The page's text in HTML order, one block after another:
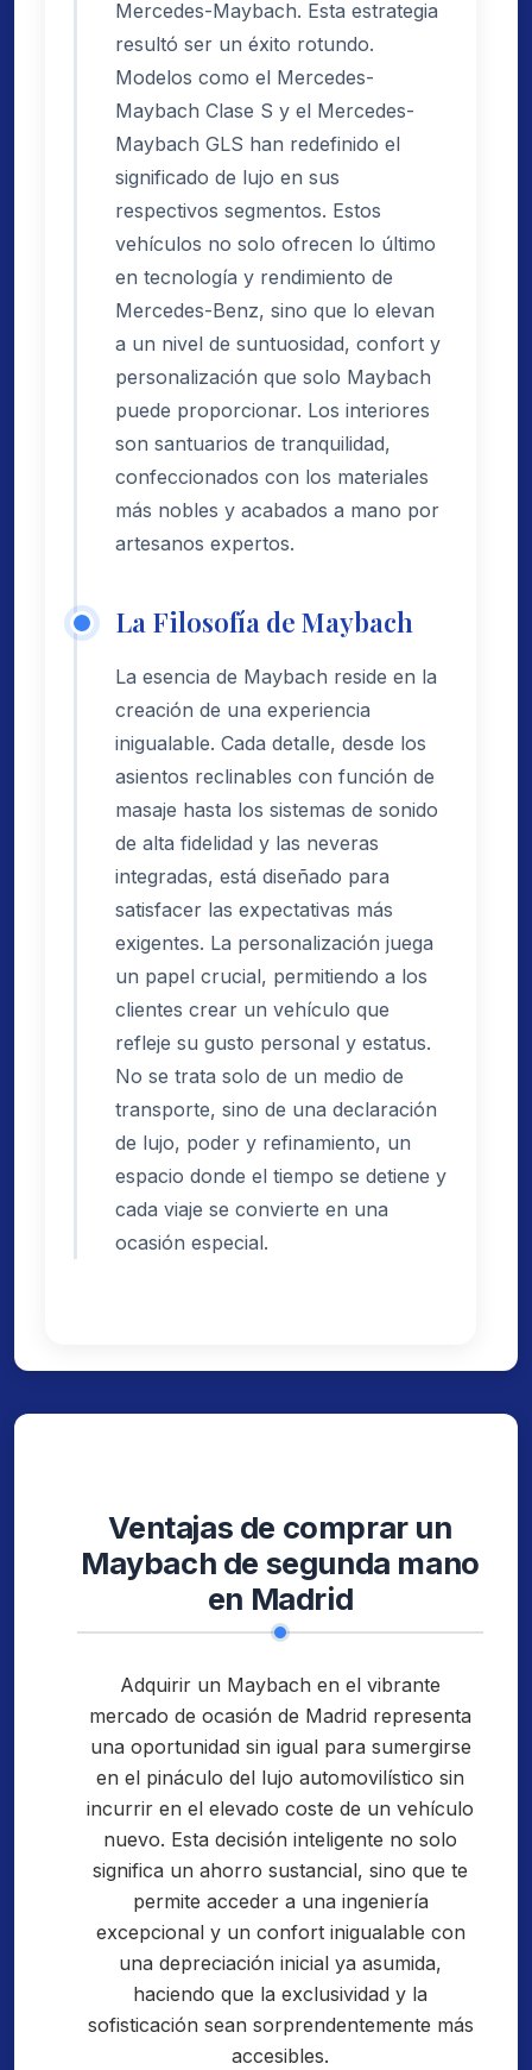
Mercedes-Maybach. Esta estrategia
resultó ser un éxito rotundo.
Modelos como el Mercedes-
Maybach Clase S y el Mercedes-
Maybach GLS han redefinido el
significado de lujo en sus
respectivos segmentos. Estos
vehículos no solo ofrecen lo último
en tecnología y rendimiento de
Mercedes-Benz, sino que lo elevan
a un nivel de suntuosidad, confort y
personalización que solo Maybach
puede proporcionar. Los interiores
son santuarios de tranquilidad,
confeccionados con los materiales
más nobles y acabados a mano por
artesanos expertos.
La Filosofía de Maybach
La esencia de Maybach reside en la
creación de una experiencia
inigualable. Cada detalle, desde los
asientos reclinables con función de
masaje hasta los sistemas de sonido
de alta fidelidad y las neveras
integradas, está diseñado para
satisfacer las expectativas más
exigentes. La personalización juega
un papel crucial, permitiendo a los
clientes crear un vehículo que
refleje su gusto personal y estatus.
No se trata solo de un medio de
transporte, sino de una declaración
de lujo, poder y refinamiento, un
espacio donde el tiempo se detiene y
cada viaje se convierte en una
ocasión especial.
Ventajas de comprar un
Maybach de segunda mano
en Madrid
Adquirir un Maybach en el vibrante
mercado de ocasión de Madrid representa
una oportunidad sin igual para sumergirse
en el pináculo del lujo automovilístico sin
incurrir en el elevado coste de un vehículo
nuevo. Esta decisión inteligente no solo
significa un ahorro sustancial, sino que te
permite acceder a una ingeniería
excepcional y un confort inigualable con
una depreciación inicial ya asumida,
haciendo que la exclusividad y la
sofisticación sean sorprendentemente más
accesibles.